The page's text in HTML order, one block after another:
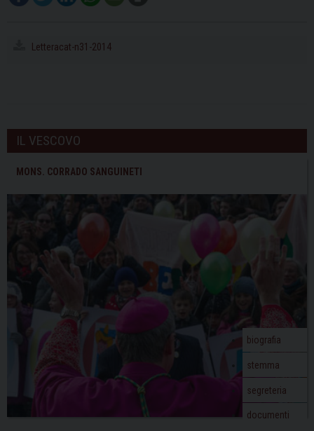
Letteracat-n31-2014
IL VESCOVO
MONS. CORRADO SANGUINETI
biografia
stemma
segreteria
documenti